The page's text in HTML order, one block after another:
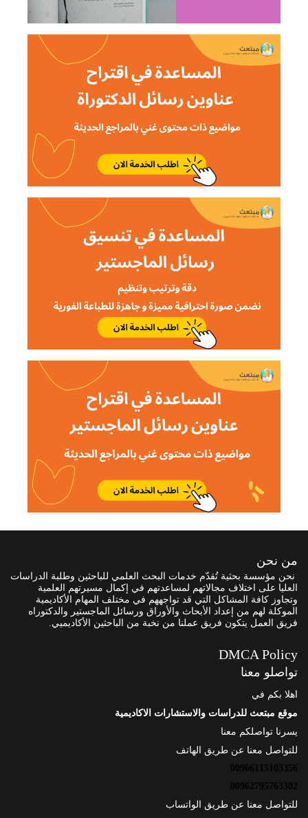
من نحن
نحن مؤسسة بحثية تُقدّم خدمات البحث العلمي للباحثين وطلبة الدراسات
العليا على اختلاف مجالاتهم لمساعدتهم في إكمال مسيرتهم العلمية
وتجاوز كافة المشاكل التي قد تواجههم في مختلف المهام الأكاديمية
الموكلة لهم من إعداد الأبحاث والأوراق ورسائل الماجستير والدكتوراه
فريق العمل يتكون فريق عملنا من نخبة من الباحثين الأكاديميي.
DMCA Policy
تواصلو معنا
اهلا بكم في
موقع مبتعث للدراسات والاستشارات الاكاديمية
يسرنا تواصلكم معنا
للتواصل معنا عن طريق الهاتف
00966115103356
00962795763302
للتواصل معنا عن طريق الواتساب